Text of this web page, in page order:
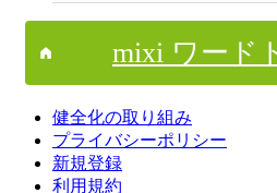
mixi ワード
健全化の取り組み
プライバシーポリシー
新規登録
利用規約